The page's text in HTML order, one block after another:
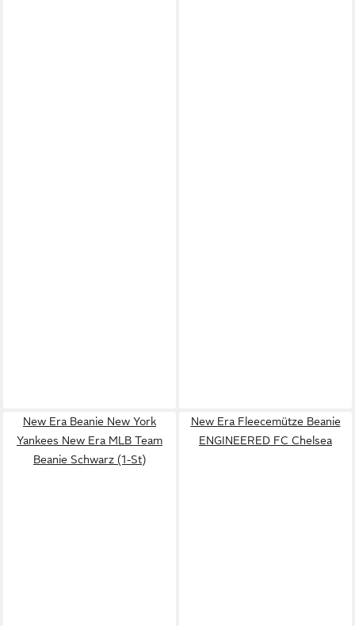
New Era Beanie New York
Yankees New Era MLB Team
Beanie Schwarz (1-St)
New Era Fleecemütze Beanie
ENGINEERED FC Chelsea